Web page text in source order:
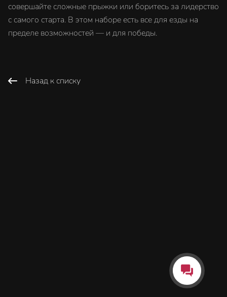
совершайте сложные прыжки или боритесь за лидерство
с самого старта. В этом наборе есть все для езды на
пределе возможностей — и для победы.
Назад к списку